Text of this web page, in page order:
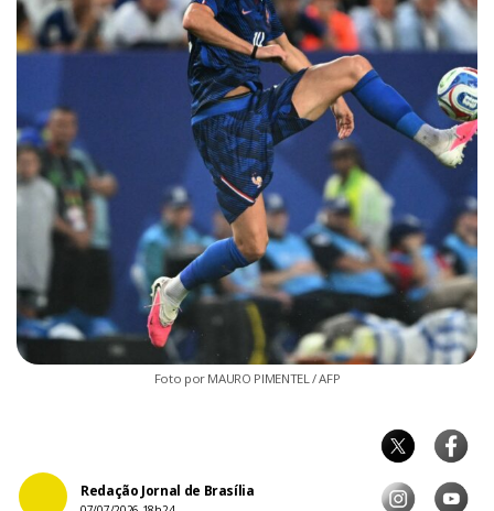
Foto por MAURO PIMENTEL / AFP
Redação Jornal de Brasília